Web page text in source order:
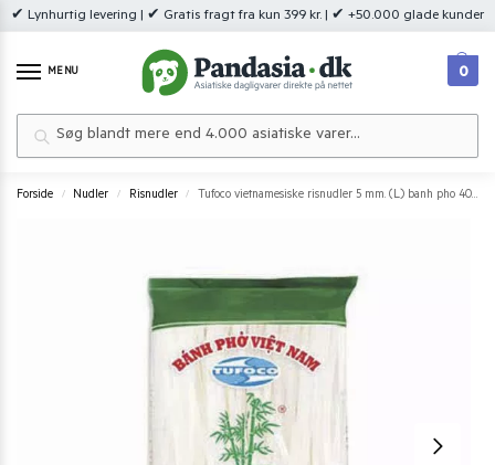
✔ Lynhurtig levering | ✔ Gratis fragt fra kun 399 kr. | ✔ +50.000 glade kunder
MENU 0
Forside / Nudler / Risnudler / Tufoco vietnamesiske risnudler 5 mm. (L) banh pho 400g.